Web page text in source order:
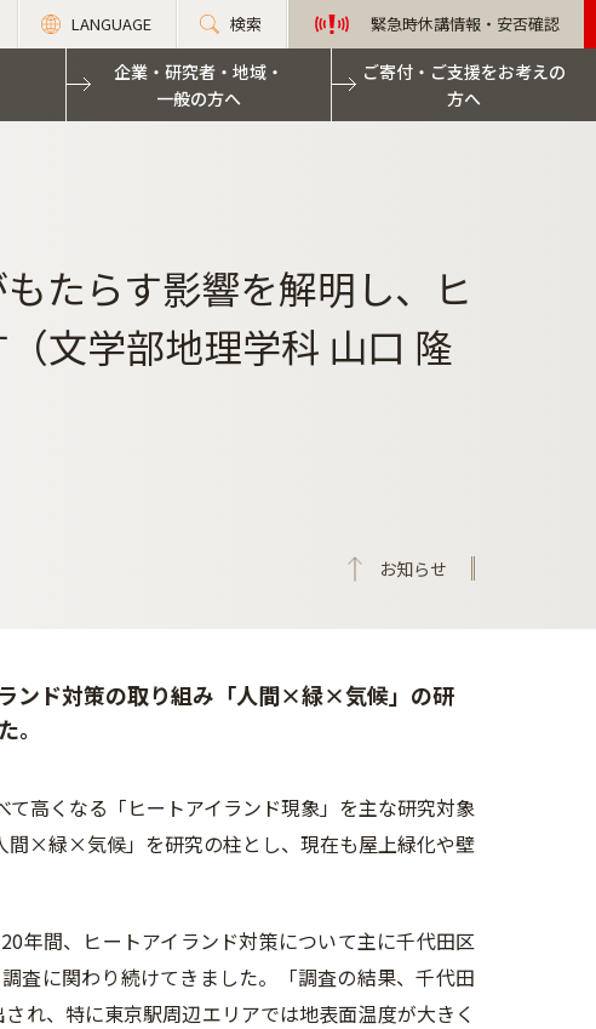
LANGUAGE 検索 緊急時休講情報・安否確認
企業・研究者・地域・
一般の方へ
ご寄付・ご支援をお考えの
方へ
たらす影響を解明し、ヒ
文学部地理学科 山口 隆
お知らせ
ンド対策の取り組み「人間×緑×気候」の研
。
高くなる「ヒートアイランド現象」を主な研究対象
間×緑×気候」を研究の柱とし、現在も屋上緑化や壁
年間、ヒートアイランド対策について主に千代田区
査に関わり続けてきました。「調査の結果、千代田
れ、特に東京駅周辺エリアでは地表面温度が大きく